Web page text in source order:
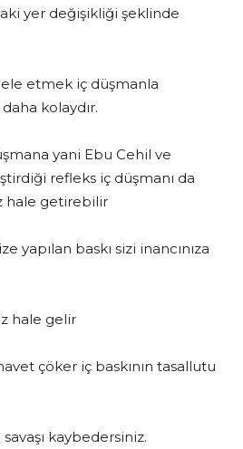
yer değişikliği şeklinde
etmek iç düşmanla
kolaydır.
yani Ebu Cehil ve
refleks iç düşmanı da
hale getirebilir
yapılan baskı sizi inancınıza
hale gelir
çöker iç baskının tasallutu
kaybedersiniz.